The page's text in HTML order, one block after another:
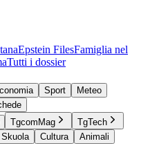
Epstein FilesFamiglia nel
Tutti i dossier
Sport
Meteo
TgcomMag
TgTech
Skuola Cultura
Animali